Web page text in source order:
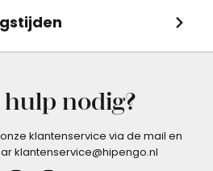
hulp nodig?
klantenservice via de mail en
klantenservice@hipengo.nl